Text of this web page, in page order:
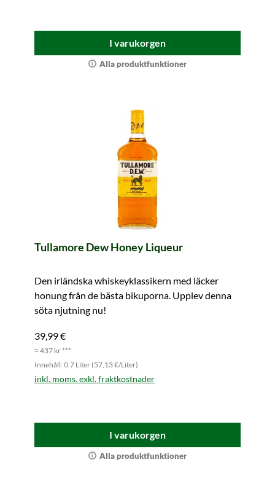
I varukorgen
Alla produktfunktioner
Tullamore Dew Honey Liqueur
Den irländska whiskeyklassikern med läcker
honung från de bästa bikuporna. Upplev denna
söta njutning nu!
39,99 €
≈ 437 kr ***
Innehåll: 0.7 Liter (57,13 €/Liter)
inkl. moms. exkl. fraktkostnader
I varukorgen
Alla produktfunktioner